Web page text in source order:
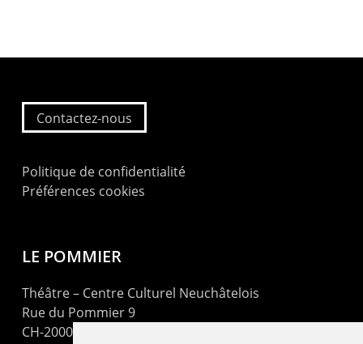
Contactez-nous
Politique de confidentialité
Préférences cookies
LE POMMIER
Théâtre – Centre Culturel Neuchâtelois
Rue du Pommier 9
CH-2000 Neuchâtel